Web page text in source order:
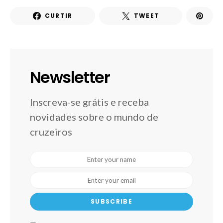
CURTIR TWEET
Newsletter
Inscreva-se grátis e receba
novidades sobre o mundo de
cruzeiros
SUBSCRIBE